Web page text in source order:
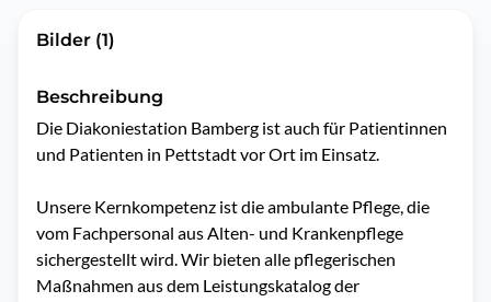
Bilder (1)
Beschreibung
Die Diakoniestation Bamberg ist auch für Patientinnen
und Patienten in Pettstadt vor Ort im Einsatz.
Unsere Kernkompetenz ist die ambulante Pflege, die
vom Fachpersonal aus Alten- und Krankenpflege
sichergestellt wird. Wir bieten alle pflegerischen
Maßnahmen aus dem Leistungskatalog der